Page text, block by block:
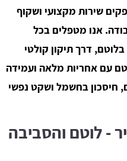
שירות מקצועי ושקוף
אנו מטפלים בכל
דרך תיקון קולטי
עם אחריות מלאה ועמידה
חיסכון בחשמל ושקט נפשי
- לוטם והסביבה